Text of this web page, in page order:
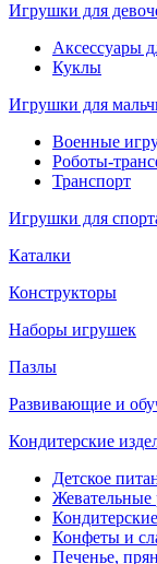
Игрушки для
Аксессуары
Куклы
Игрушки для
Военные
Роботы-
Транспорт
Игрушки для
Каталки
Конструкторы
Наборы игрушек
Пазлы
Развивающие и
Кондитерские
Детское
Жевательные
Конфеты и
Печенье,